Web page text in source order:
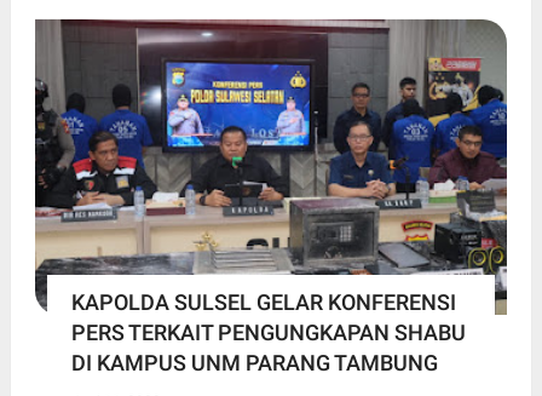
KAPOLDA SULSEL GELAR KONFERENSI
PERS TERKAIT PENGUNGKAPAN SHABU
DI KAMPUS UNM PARANG TAMBUNG